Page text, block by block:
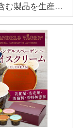
む製品を生産し
証するもので
いましたら事業